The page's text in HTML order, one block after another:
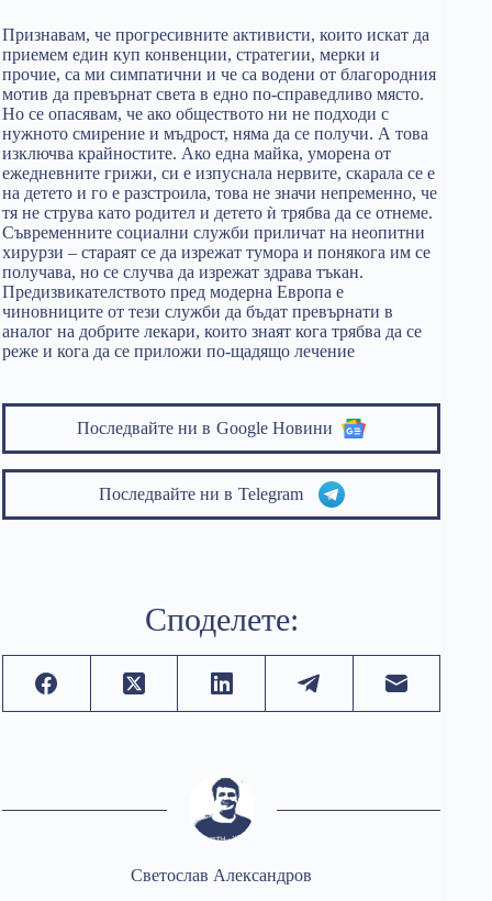
Признавам, че прогресивните активисти, които искат да
приемем един куп конвенции, стратегии, мерки и
прочие, са ми симпатични и че са водени от благородния
мотив да превърнат света в едно по-справедливо място.
Но се опасявам, че ако обществото ни не подходи с
нужното смирение и мъдрост, няма да се получи. А това
изключва крайностите. Ако една майка, уморена от
ежедневните грижи, си е изпуснала нервите, скарала се е
на детето и го е разстроила, това не значи непременно, че
тя не струва като родител и детето ѝ трябва да се отнеме.
Съвременните социални служби приличат на неопитни
хирурзи – стараят се да изрежат тумора и понякога им се
получава, но се случва да изрежат здрава тъкан.
Предизвикателството пред модерна Европа е
чиновниците от тези служби да бъдат превърнати в
аналог на добрите лекари, които знаят кога трябва да се
реже и кога да се приложи по-щадящо лечение
Последвайте ни в Google Новини
Последвайте ни в Telegram
Споделете:
Светослав Александров